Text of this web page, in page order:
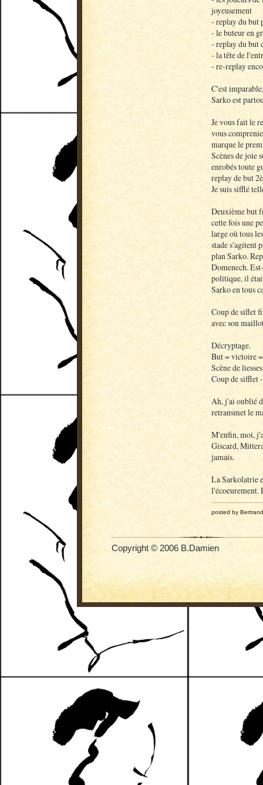
joyeusement
- replay du but
- le buteur en
- replay du but
- la tête de
- re-replay
C'est
Sarko est
Je vous fait le
vous
marque le
Scènes de joie
enrobés toute
replay de but
Je suis sifflé
Deuxième but
cette fois une
large où tous
stade s'agitent
plan Sarko.
Domenech.
politique, il
Sarko en tous
Coup de siflet
avec son
Décryptage.
But = victoire
Scène de
Coup de sifflet
Ah, j'ai oublié
retransmet le
M'enfin, moi,
Giscard,
jamais.
La Sarkolatrie
l'écoeurement.
posted by
Copyright © 2006 B.Damien